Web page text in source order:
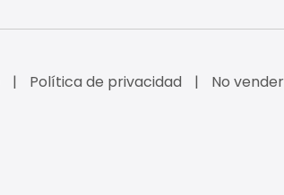
Política de privacidad
No